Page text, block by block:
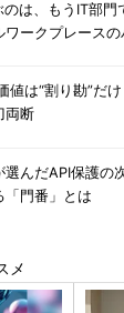
のは、もうIT部
ワークプレース
値は“割り勘”だ
両断
選んだAPI保護
「門番」とは
メ